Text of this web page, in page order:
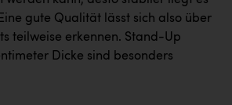
technology gmbh
gute Qualität lässt sich also über
teilweise erkennen. Stand-Up
Dicke sind besonders